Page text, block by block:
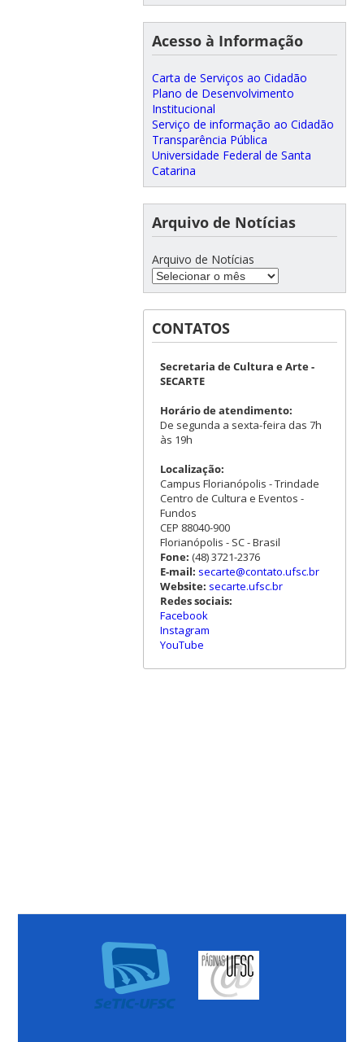
Acesso à Informação
Carta de Serviços ao Cidadão
Plano de Desenvolvimento
Institucional
Serviço de informação ao Cidadão
Transparência Pública
Universidade Federal de Santa
Catarina
Arquivo de Notícias
Arquivo de Notícias
CONTATOS
Secretaria de Cultura e Arte -
SECARTE
Horário de atendimento:
De segunda a sexta-feira das 7h
às 19h
Localização:
Campus Florianópolis - Trindade
Centro de Cultura e Eventos -
Fundos
CEP 88040-900
Florianópolis - SC - Brasil
Fone: (48) 3721-2376
E-mail: secarte@contato.ufsc.br
Website: secarte.ufsc.br
Redes sociais:
Facebook
Instagram
YouTube